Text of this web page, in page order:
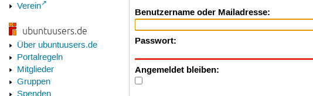
Verein
ubuntuusers.de
Über ubuntuusers.de
Portalregeln
Mitglieder
Gruppen
Benutzername oder Mailadresse:
Passwort:
Angemeldet bleiben: